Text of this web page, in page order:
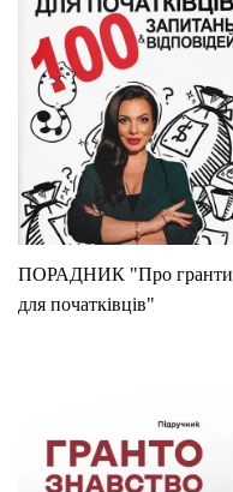
ПОРАДНИК "Про гранти
для початківців"